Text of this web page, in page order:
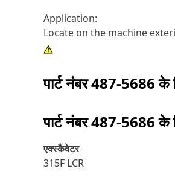
Application:
Locate on the machine
पार्ट नंबर487-5686के
पार्ट नंबर487-5686के
एक्स्कैवेटर
315F LCR